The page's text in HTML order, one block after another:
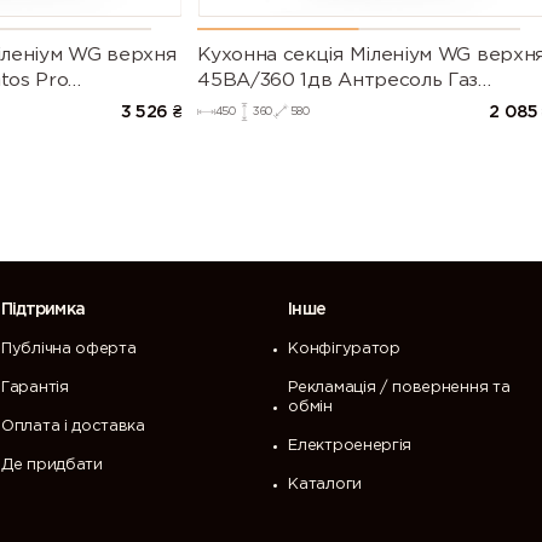
WG верхня
Pro
Білий (Серія М))
3 526 ₴
Кухонна секція Міленіум WG
45ВА/360 1дв Антресоль Газ
Ліфт(Білий/Глянець Білий (Серія
450 360 580 2 085
Підтримка
Публічна оферта
Гарантія
Оплата і доставка
Де придбати
Інше
Конфігуратор
Рекламація / повернення та
обмін
Електроенергія
Каталоги